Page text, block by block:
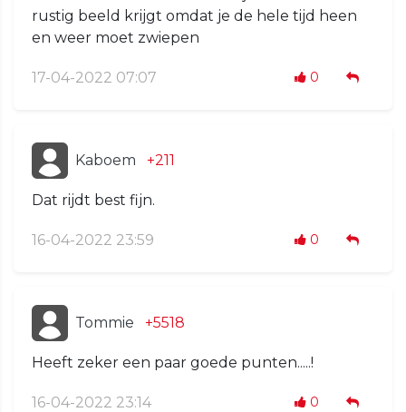
rustig beeld krijgt omdat je de hele tijd heen
en weer moet zwiepen
17-04-2022 07:07 0
Kaboem +211
Dat rijdt best fijn.
16-04-2022 23:59 0
Tommie +5518
Heeft zeker een paar goede punten.....!
16-04-2022 23:14 0